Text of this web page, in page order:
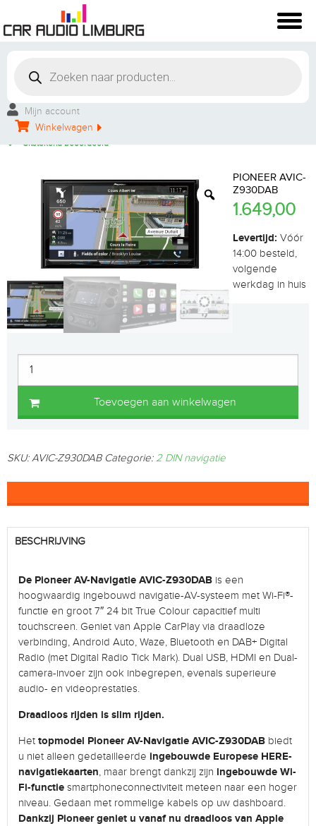
Mijn account
Winkelwagen
Persoonlijke service
Groot aanbod
Uitstekend beoordeeld
PIONEER AVIC-
Z930DAB
1.649,00
Levertijd: Vóór
14:00 besteld,
volgende
werkdag in huis
Toevoegen aan winkelwagen
SKU:AVIC-Z930DAB Categorie: 2 DIN navigatie
BESCHRIJVING
De Pioneer AV-Navigatie AVIC-Z930DAB is een
hoogwaardig ingebouwd navigatie-AV-systeem met Wi-Fi®-
functie en groot 7″ 24 bit True Colour capacitief multi
touchscreen. Geniet van Apple CarPlay via draadloze
verbinding, Android Auto, Waze, Bluetooth en DAB+ Digital
Radio (met Digital Radio Tick Mark). Dual USB, HDMI en Dual-
camera-invoer zijn ook inbegrepen, evenals superieure
audio- en videoprestaties.
Draadloos rijden is slim rijden.
Het topmodel Pioneer AV-Navigatie AVIC-Z930DAB biedt
u niet alleen gedetailleerde ingebouwde Europese HERE-
navigatiekaarten, maar brengt dankzij zijn ingebouwde Wi-
Fi-functie smartphoneconnectiviteit meteen naar een hoger
niveau. Gedaan met rommelige kabels op uw dashboard.
Dankzij Pioneer geniet u vanaf nu draadloos van Apple